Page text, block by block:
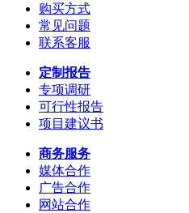
购买方式
常见问题
联系客服
定制报告
专项调研
可行性报告
项目建议书
商务服务
媒体合作
广告合作
网站合作